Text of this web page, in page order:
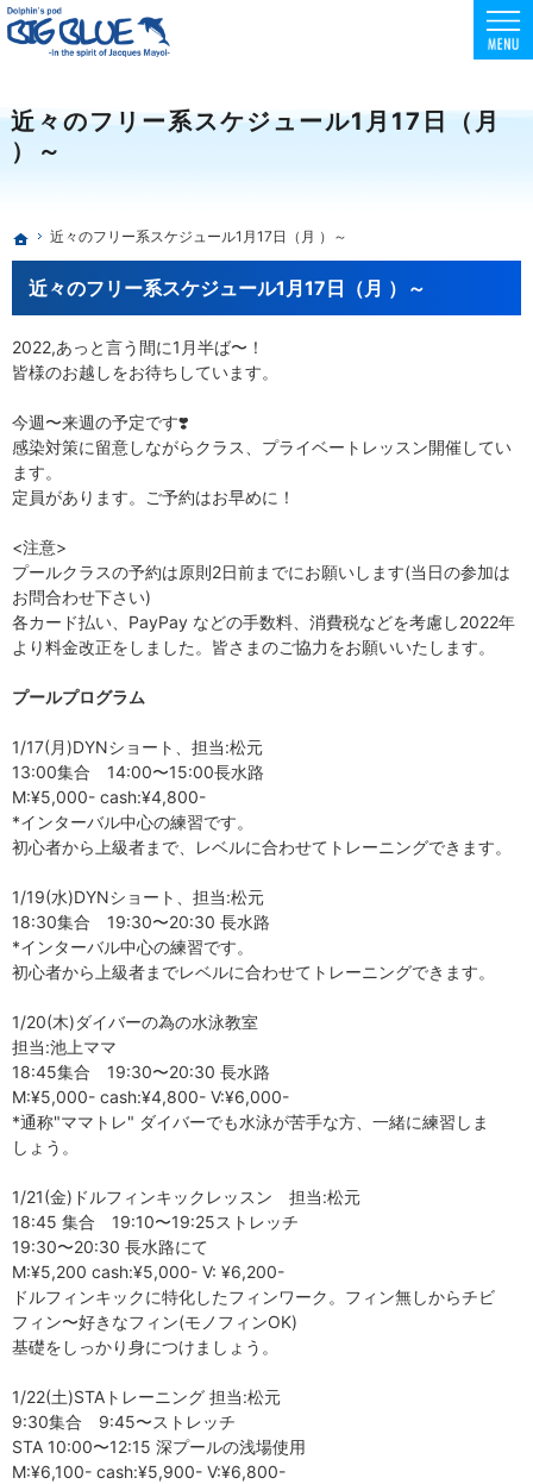
近々のフリー系スケジュール1月17日（月
）～
東京でスクーバダイビング・フリーダイビング・スキンダイビングを安全に楽しめる環境
初心者向けコースも充実！フリー・スキンダイビングはBIG BLUE
ホーム
近々のフリー系スケジュール1月17日（月 ）～
近々のフリー系スケジュール1月17日（月 ）～
2022,あっと言う間に1月半ば〜！
皆様のお越しをお待ちしています。
今週〜来週の予定です❣️
感染対策に留意しながらクラス、プライベートレッスン開催してい
ます。
定員があります。ご予約はお早めに！
<注意>
プールクラスの予約は原則2日前までにお願いします(当日の参加は
お問合わせ下さい)
各カード払い、PayPay などの手数料、消費税などを考慮し2022年
より料金改正をしました。皆さまのご協力をお願いいたします。
プールプログラム
1/17(月)DYNショート、担当:松元
13:00集合 14:00〜15:00長水路
M:¥5,000- cash:¥4,800-
*インターバル中心の練習です。
初心者から上級者まで、レベルに合わせてトレーニングできます。
1/19(水)DYNショート、担当:松元
18:30集合 19:30〜20:30 長水路
*インターバル中心の練習です。
初心者から上級者までレベルに合わせてトレーニングできます。
1/20(木)ダイバーの為の水泳教室
担当:池上ママ
18:45集合 19:30〜20:30 長水路
M:¥5,000- cash:¥4,800- V:¥6,000-
*通称"ママトレ" ダイバーでも水泳が苦手な方、一緒に練習しま
しょう。
1/21(金)ドルフィンキックレッスン 担当:松元
18:45 集合 19:10〜19:25ストレッチ
19:30〜20:30 長水路にて
M:¥5,200 cash:¥5,000- V: ¥6,200-
ドルフィンキックに特化したフィンワーク。フィン無しからチビ
フィン〜好きなフィン(モノフィンOK)
基礎をしっかり身につけましょう。
1/22(土)STAトレーニング 担当:松元
9:30集合 9:45〜ストレッチ
STA 10:00〜12:15 深プールの浅場使用
M:¥6,100- cash:¥5,900- V:¥6,800-